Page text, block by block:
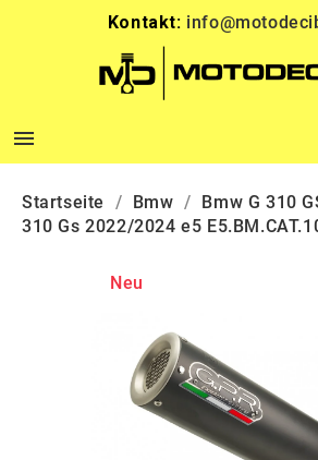
Kontakt:

Startseite Bmw Bmw G 310
310 Gs 2022/2024 e5
Neu